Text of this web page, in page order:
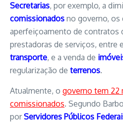
Secretarias, por exemplo, a
comissionados no governo, os
aperfeiçoamento de contratos
prestadoras de serviços, entre
transporte, e a venda de
regularização de terrenos.
Atualmente, o governo tem 22
comissionados. Segundo
porServidores Públicos